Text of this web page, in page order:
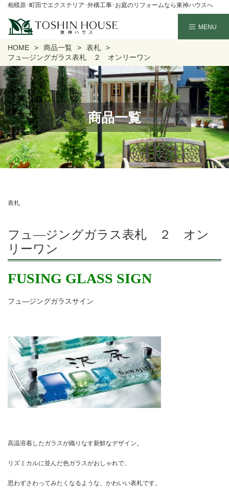
相模原･町田でエクステリア･外構工事･お庭のリフォームなら東神ハウスへ
HOME 商品一覧
表札
フュ―ジングガラス表札 ２ オンリーワン
商品一覧
表札
フュ―ジングガラス表札 ２ オン
リーワン
FUSING GLASS SIGN
フュ ―ジングガラスサイン
高温溶着したガラスが織りなす新鮮なデザイン。
リズミカルに並んだ色ガラスがおしゃれで、
思わずさわってみたくなるような、かわいい表札です。